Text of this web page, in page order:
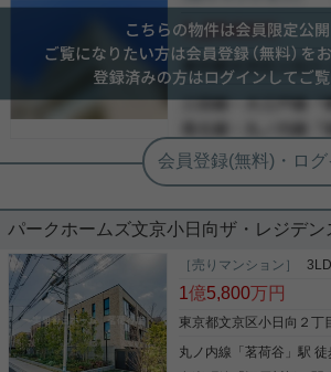
文京本駒込」 7月にフル
集開始となりました。 ワイドスパンな間取りで明る
い室内になっております
（南西）を向いているた
に優れた 「エアタイトサ
す。 気になる方はお
です。 こちらのお部屋は、今年4月に 配管含めフル
リノベーションが完了し
るオーク調の内装ですの
にも合いやすいかと思います。 2部屋同時
会員限定
会員限定
-
パークホームズ文京小日向ザ・レジデン
［売りマンション］
1億5,800万円
東京都文京区小日向２丁
丸ノ内線 「茗荷谷 」駅